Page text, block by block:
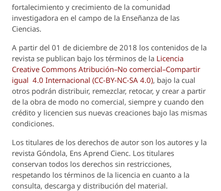
fortalecimiento y crecimiento de la comunidad
investigadora en el campo de la Enseñanza de las
Ciencias.
A partir del 01 de diciembre de 2018 los contenidos de la
revista se publican bajo los términos de la Licencia
Creative Commons Atribución–No comercial–Compartir
igual 4.0 Internacional (CC-BY-NC-SA 4.0), bajo la cual
otros podrán distribuir, remezclar, retocar, y crear a partir
de la obra de modo no comercial, siempre y cuando den
crédito y licencien sus nuevas creaciones bajo las mismas
condiciones.
Los titulares de los derechos de autor son los autores y la
revista Góndola, Ens Aprend Cienc. Los titulares
conservan todos los derechos sin restricciones,
respetando los términos de la licencia en cuanto a la
consulta, descarga y distribución del material.